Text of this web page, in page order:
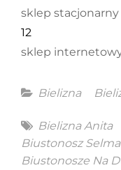
sklep stacjonarny
12
sklep
Categories
Bielizna
Tags
Bielizna Anita
Biustonosz
Biustonosze Na